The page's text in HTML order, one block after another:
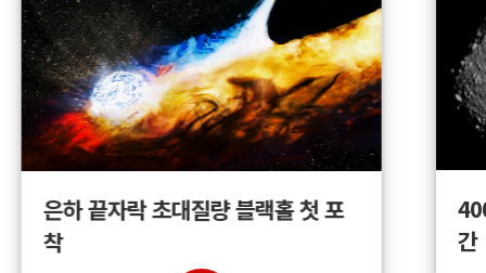
은하 끝자락 초대질량 블랙홀 첫 포
착
간